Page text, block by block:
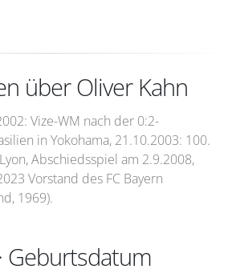
über Oliver Kahn
Vize-WM nach der 0:2-
in Yokohama, 21.10.2003: 100.
Abschiedsspiel am 2.9.2008,
Vorstand des FC Bayern
1969).
Geburtsdatum